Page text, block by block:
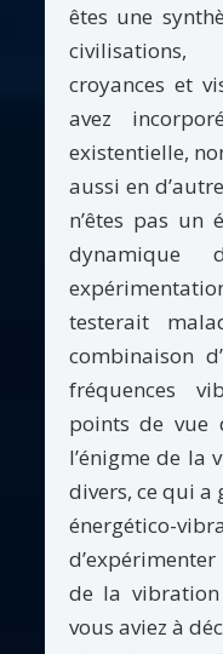
êtes une
croyances et
avez
existentielle,
aussi en
n’êtes pas un
dynamique
testerait
combinaison
fréquences
points de vue
l’énigme de la
divers, ce qui a
énergético-
de la
vous aviez à